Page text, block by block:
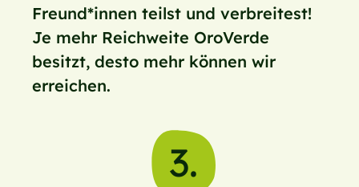
Freund*innen teilst und verbreitest!
Je mehr Reichweite OroVerde
besitzt, desto mehr können wir
erreichen.
3.